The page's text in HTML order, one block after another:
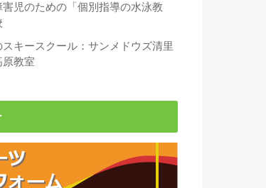
児のための「個別指導の水泳教
スキースクール：サンメドウズ清里
原教室